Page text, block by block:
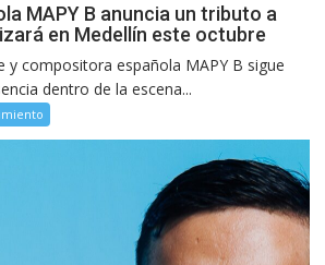
MAPY B anuncia un tributo a
en Medellín este octubre
y compositora española MAPY B sigue
dentro de la escena...